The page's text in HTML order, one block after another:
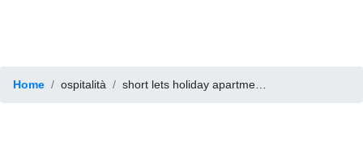
Home ospitalità short lets holiday apartments